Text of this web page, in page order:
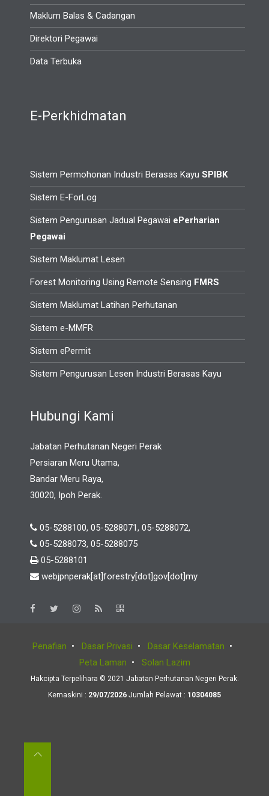
Maklum Balas & Cadangan
Direktori Pegawai
Data Terbuka
E-Perkhidmatan
Sistem Permohonan Industri Berasas Kayu SPIBK
Sistem E-ForLog
Sistem Pengurusan Jadual Pegawai ePerharian
Pegawai
Sistem Maklumat Lesen
Forest Monitoring Using Remote Sensing FMRS
Sistem Maklumat Latihan Perhutanan
Sistem e-MMFR
Sistem ePermit
Sistem Pengurusan Lesen Industri Berasas Kayu
Hubungi Kami
Jabatan Perhutanan Negeri Perak
Persiaran Meru Utama,
Bandar Meru Raya,
30020, Ipoh Perak.
05-5288100, 05-5288071, 05-5288072,
05-5288073, 05-5288075
05-5288101
webjpnperak[at]forestry[dot]gov[dot]my
Penafian • Dasar Privasi • Dasar Keselamatan •
Peta Laman • Solan Lazim
Hakcipta Terpelihara © 2021 Jabatan Perhutanan Negeri Perak.
Kemaskini : 29/07/2026 Jumlah Pelawat : 10304085